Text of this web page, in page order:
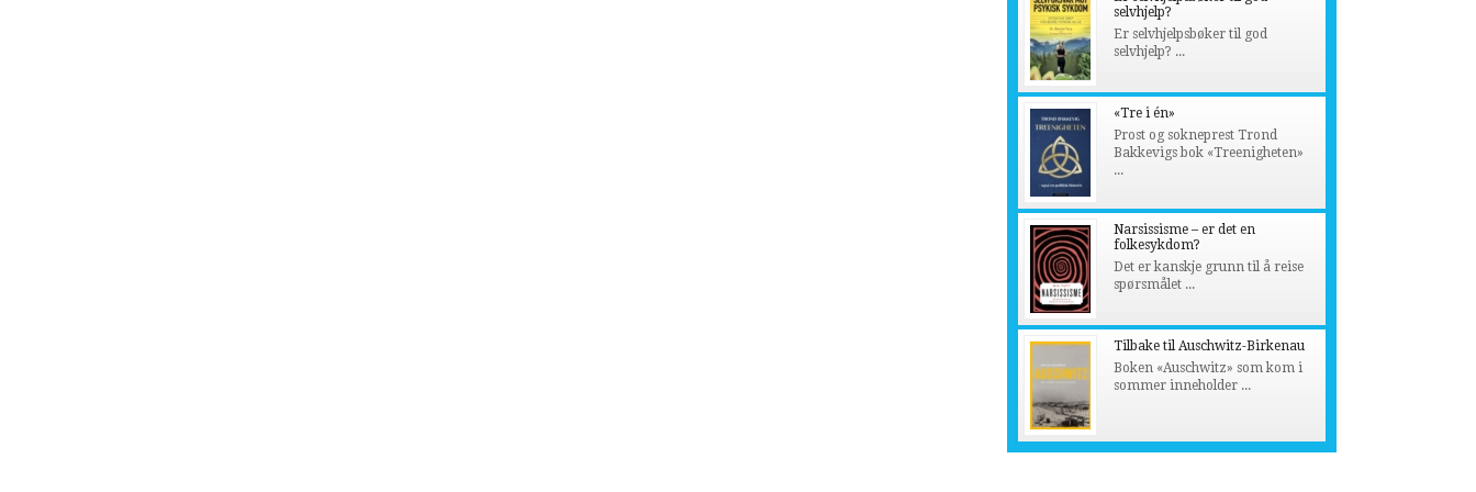
selvhjelp?
Er selvhjelpsbøker til god
selvhjelp? ...
«Tre i én»
Prost og sokneprest Trond
Bakkevigs bok «Treenigheten»
...
Narsissisme – er det en
folkesykdom?
Det er kanskje grunn til å reise
spørsmålet ...
Tilbake til Auschwitz-Birkenau
Boken «Auschwitz» som kom i
sommer inneholder ...